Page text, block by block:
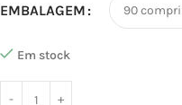
EMBALAGEM
Em stock